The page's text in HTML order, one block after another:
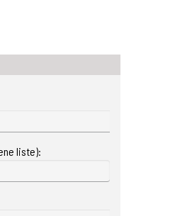
liste):